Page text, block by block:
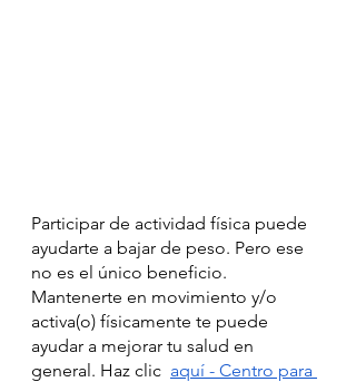
Participar de actividad física puede
ayudarte a bajar de peso. Pero ese
no es el único beneficio.
Mantenerte en movimiento y/o
activa(o) físicamente te puede
ayudar a mejorar tu salud en
general. Haz clic aquí - Centro para